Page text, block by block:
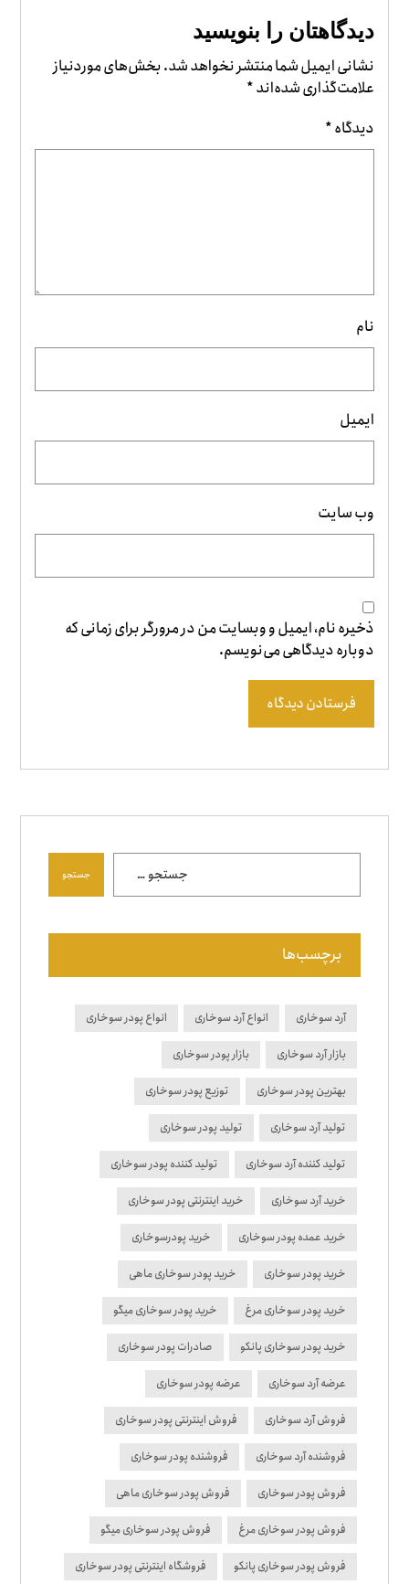
دیدگاهتان را بنویسید
نشانی ایمیل شما منتشر نخواهد شد.بخش‌های موردنیاز
علامت‌گذاری شده‌اند*
دیدگاه*
نام
ایمیل
وب‌ سایت
ذخیره نام، ایمیل و وبسایت من در مرورگر برای زمانی که
دوباره دیدگاهی می‌نویسم.
فرستادن دیدگاه
جستجو
برچسب‌ها
آرد سوخاری انواع آرد سوخاری انواع پودر سوخاری
بازار آرد سوخاری بازار پودر سوخاری
بهترین پودر سوخاری توزیع پودر سوخاری
تولید آرد سوخاری تولید پودر سوخاری
تولید کننده آرد سوخاری تولید کننده پودر سوخاری
خرید آرد سوخاری خرید اینترنتی پودر سوخاری
خرید عمده پودر سوخاری خرید پودرسوخاری
خرید پودر سوخاری خرید پودر سوخاری ماهی
خرید پودر سوخاری مرغ خرید پودر سوخاری میگو
خرید پودر سوخاری پانکو صادرات پودر سوخاری
عرضه آرد سوخاری عرضه پودر سوخاری
فروش آرد سوخاری فروش اینترنتی پودر سوخاری
فروشنده آرد سوخاری فروشنده پودر سوخاری
فروش پودر سوخاری فروش پودر سوخاری ماهی
فروش پودر سوخاری مرغ فروش پودر سوخاری میگو
فروش پودر سوخاری پانکو فروشگاه اینترنتی پودر سوخاری